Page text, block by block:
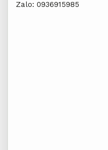
Zalo: 0936915985